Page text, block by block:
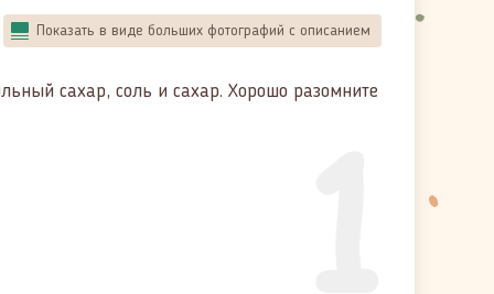
Показать в виде больших фотографий с описанием
сахар, соль и сахар. Хорошо разомните